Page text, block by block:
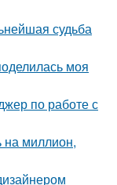
судьба
моя
по работе с
на миллион,